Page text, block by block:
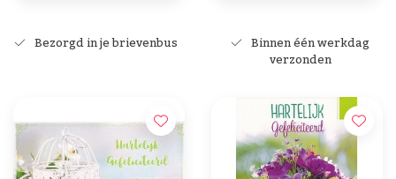
Bezorgd in je brievenbus Binnen één werkdag
verzonden